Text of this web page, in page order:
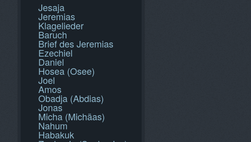
Jesaja
Jeremias
Klagelieder
Baruch
Brief des Jeremias
Ezechiel
Daniel
Hosea (Osee)
Joel
Amos
Obadja (Abdias)
Jonas
Micha (Michäas)
Nahum
Habakuk